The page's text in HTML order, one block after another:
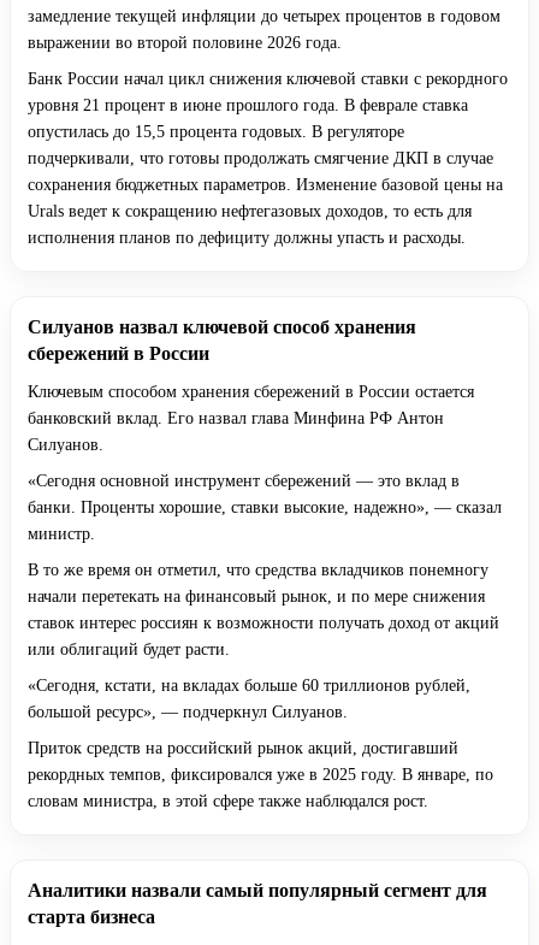
замедление текущей инфляции до четырех процентов в годовом
выражении во второй половине 2026 года.
Банк России начал цикл снижения ключевой ставки с рекордного
уровня 21 процент в июне прошлого года. В феврале ставка
опустилась до 15,5 процента годовых. В регуляторе
подчеркивали, что готовы продолжать смягчение ДКП в случае
сохранения бюджетных параметров. Изменение базовой цены на
Urals ведет к сокращению нефтегазовых доходов, то есть для
исполнения планов по дефициту должны упасть и расходы.
Силуанов назвал ключевой способ хранения
сбережений в России
Ключевым способом хранения сбережений в России остается
банковский вклад. Его назвал глава Минфина РФ Антон
Силуанов.
«Сегодня основной инструмент сбережений — это вклад в
банки. Проценты хорошие, ставки высокие, надежно», — сказал
министр.
В то же время он отметил, что средства вкладчиков понемногу
начали перетекать на финансовый рынок, и по мере снижения
ставок интерес россиян к возможности получать доход от акций
или облигаций будет расти.
«Сегодня, кстати, на вкладах больше 60 триллионов рублей,
большой ресурс», — подчеркнул Силуанов.
Приток средств на российский рынок акций, достигавший
рекордных темпов, фиксировался уже в 2025 году. В январе, по
словам министра, в этой сфере также наблюдался рост.
Аналитики назвали самый популярный сегмент для
старта бизнеса